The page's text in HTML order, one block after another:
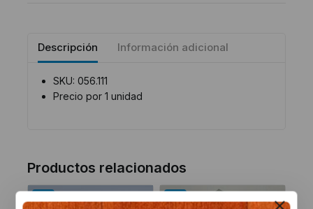
Descripción Información adicional
SKU: 056.111
Precio por 1 unidad
Productos relacionados